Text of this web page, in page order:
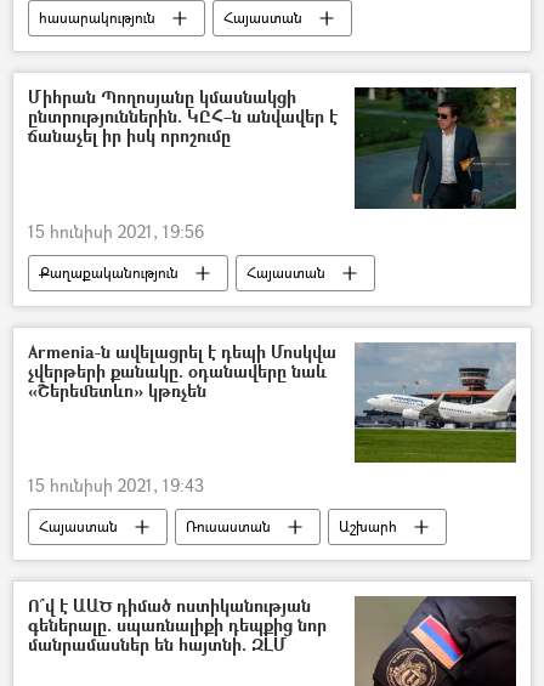
հասարակություն
Հայաստան
Զբոսաշրջություն
Գնացք
Բաթում
Երևան
Վրաստանի Հանրապետություն
Միհրան Պողոսյանը կմասնակցի
ընտրություններին. ԿԸՀ–ն անվավեր է
ճանաչել իր իսկ որոշումը
15 հունիսի 2021, 19:56
Քաղաքականություն
Հայաստան
Ազգային ժողովի ընտրություններ
Միհրան Պողոսյան
Կենտրոնական ընտրական հանձնաժողով (ԿԸՀ)
Armenia-ն ավելացրել է դեպի Մոսկվա
չվերթերի քանակը. օդանավերը նաև
«Շերեմետևո» կթռչեն
15 հունիսի 2021, 19:43
Հայաստան Ռուսաստան
Աշխարհ
չվերթ
թռիչք
Երևան
Մոսկվա
Ո՞վ է ԱԱԾ դիմած ոստիկանության
գեներալը. սպառնալիքի դեպքից նոր
մանրամասներ են հայտնի. ԶԼՄ